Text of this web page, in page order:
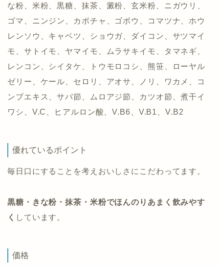
な粉、米粉、黒糖、抹茶、澱粉、玄米粉、ニガウリ、
ゴマ、ニンジン、カボチャ、ゴボウ、コマツナ、ホウ
レンソウ、キャベツ、ショウガ、ダイコン、サツマイ
モ、サトイモ、ヤマイモ、ムラサキイモ、タマネギ、
レンコン、シイタケ、トウモロコシ、熊笹、ローヤル
ゼリー、ケール、セロリ、アオサ、ノリ、ワカメ、コ
ンブエキス、サバ節、ムロアジ節、カツオ節、煮干イ
ワシ、V.C、ヒアルロン酸、V.B6、V.B1、V.B2
優れているポイント
毎日口にすることを考えおいしさにこだわってます。
黒糖・きな粉・抹茶・米粉でほんのりあまく飲みやす
く しています。
価格